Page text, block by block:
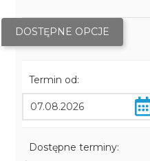
DOSTĘPNE OPCJE
Termin od:
Dostępne terminy: